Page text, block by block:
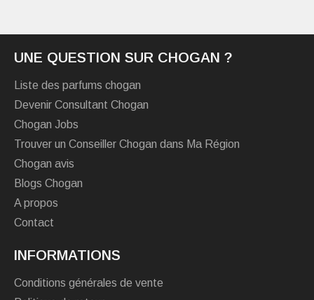
UNE QUESTION SUR CHOGAN ?
Liste des parfums chogan
Devenir Consultant Chogan
Chogan Jobs
Trouver un Conseiller Chogan dans Ma Région
Chogan avis
Blogs Chogan
A propos
Contact
INFORMATIONS
Conditions générales de vente